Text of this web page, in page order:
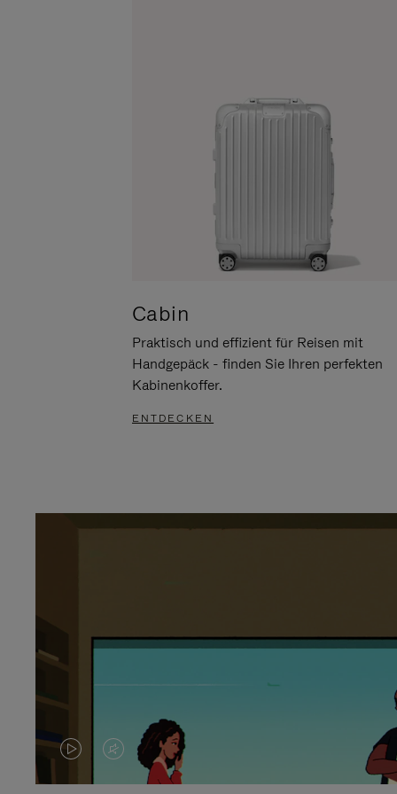
Cabin
Praktisch und effizient für Reisen mit
Handgepäck - finden Sie Ihren perfekten
Kabinenkoffer.
ENTDECKEN
DASVIDEO